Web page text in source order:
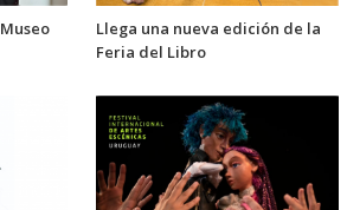
Llega una nueva edición de la
Feria del Libro